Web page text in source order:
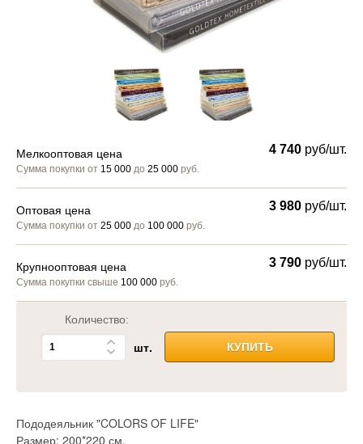
Мелкооптовая цена
Сумма покупки от 15 000 до 25 000 руб.
4 740 руб/шт.
Оптовая цена
Сумма покупки от 25 000 до 100 000 руб.
3 980 руб/шт.
Крупнооптовая цена
Сумма покупки свыше 100 000 руб.
3 790 руб/шт.
Количество:
шт. КУПИТЬ
Пододеяльник "COLORS OF LIFE"
Размер: 200*220 см.